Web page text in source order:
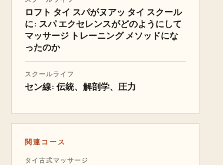
ロフト タイ スパがヌアッ タイ スクール
に: スパ エクセレンスがどのようにして
マッサージ トレーニング メソッドにな
ったのか
スクールライフ
セン線: 伝統、解剖学、圧力
関連コース
タイ古式マッサージ